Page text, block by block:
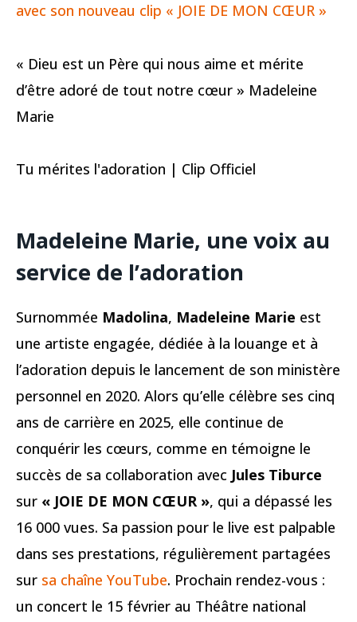
avec son nouveau clip « JOIE DE MON CŒUR »
« Dieu est un Père qui nous aime et mérite
d’être adoré de tout notre cœur » Madeleine
Marie
Tu mérites l'adoration | Clip Officiel
Madeleine Marie, une voix au
service de l’adoration
Surnommée Madolina, Madeleine Marie est
une artiste engagée, dédiée à la louange et à
l’adoration depuis le lancement de son ministère
personnel en 2020. Alors qu’elle célèbre ses cinq
ans de carrière en 2025, elle continue de
conquérir les cœurs, comme en témoigne le
succès de sa collaboration avec Jules Tiburce
sur « JOIE DE MON CŒUR », qui a dépassé les
16 000 vues. Sa passion pour le live est palpable
dans ses prestations, régulièrement partagées
sur sa chaîne YouTube. Prochain rendez-vous :
un concert le 15 février au Théâtre national